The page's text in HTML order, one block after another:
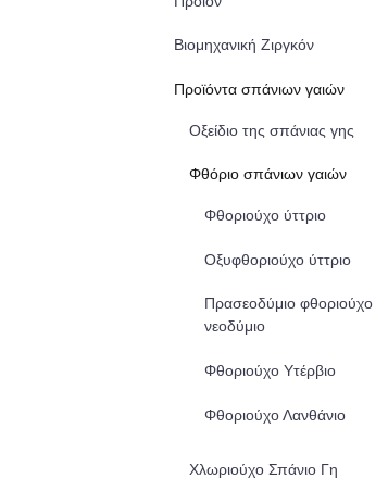
Βιομηχανική Ζιργκόν
Προϊόντα σπάνιων γαιών
Οξείδιο της σπάνιας γης
Φθόριο σπάνιων γαιών
Φθοριούχο ύττριο
Οξυφθοριούχο ύττριο
Πρασεοδύμιο φθοριούχο
νεοδύμιο
Φθοριούχο Υτέρβιο
Φθοριούχο Λανθάνιο
Χλωριούχο Σπάνιο Γη